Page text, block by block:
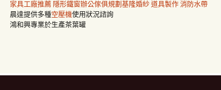
家具工廠推薦 隱形鐵窗辦公傢俱規劃基隆婚紗道具製作消防水帶
晨達提供多種空壓機使用狀況諮詢
鴻和興專業於生產茶葉罐